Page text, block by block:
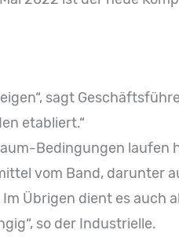
sagt
etabliert.“
Bedingungen laufen
vom Band, darunter
Übrigen dient es auch
so der Industrielle.